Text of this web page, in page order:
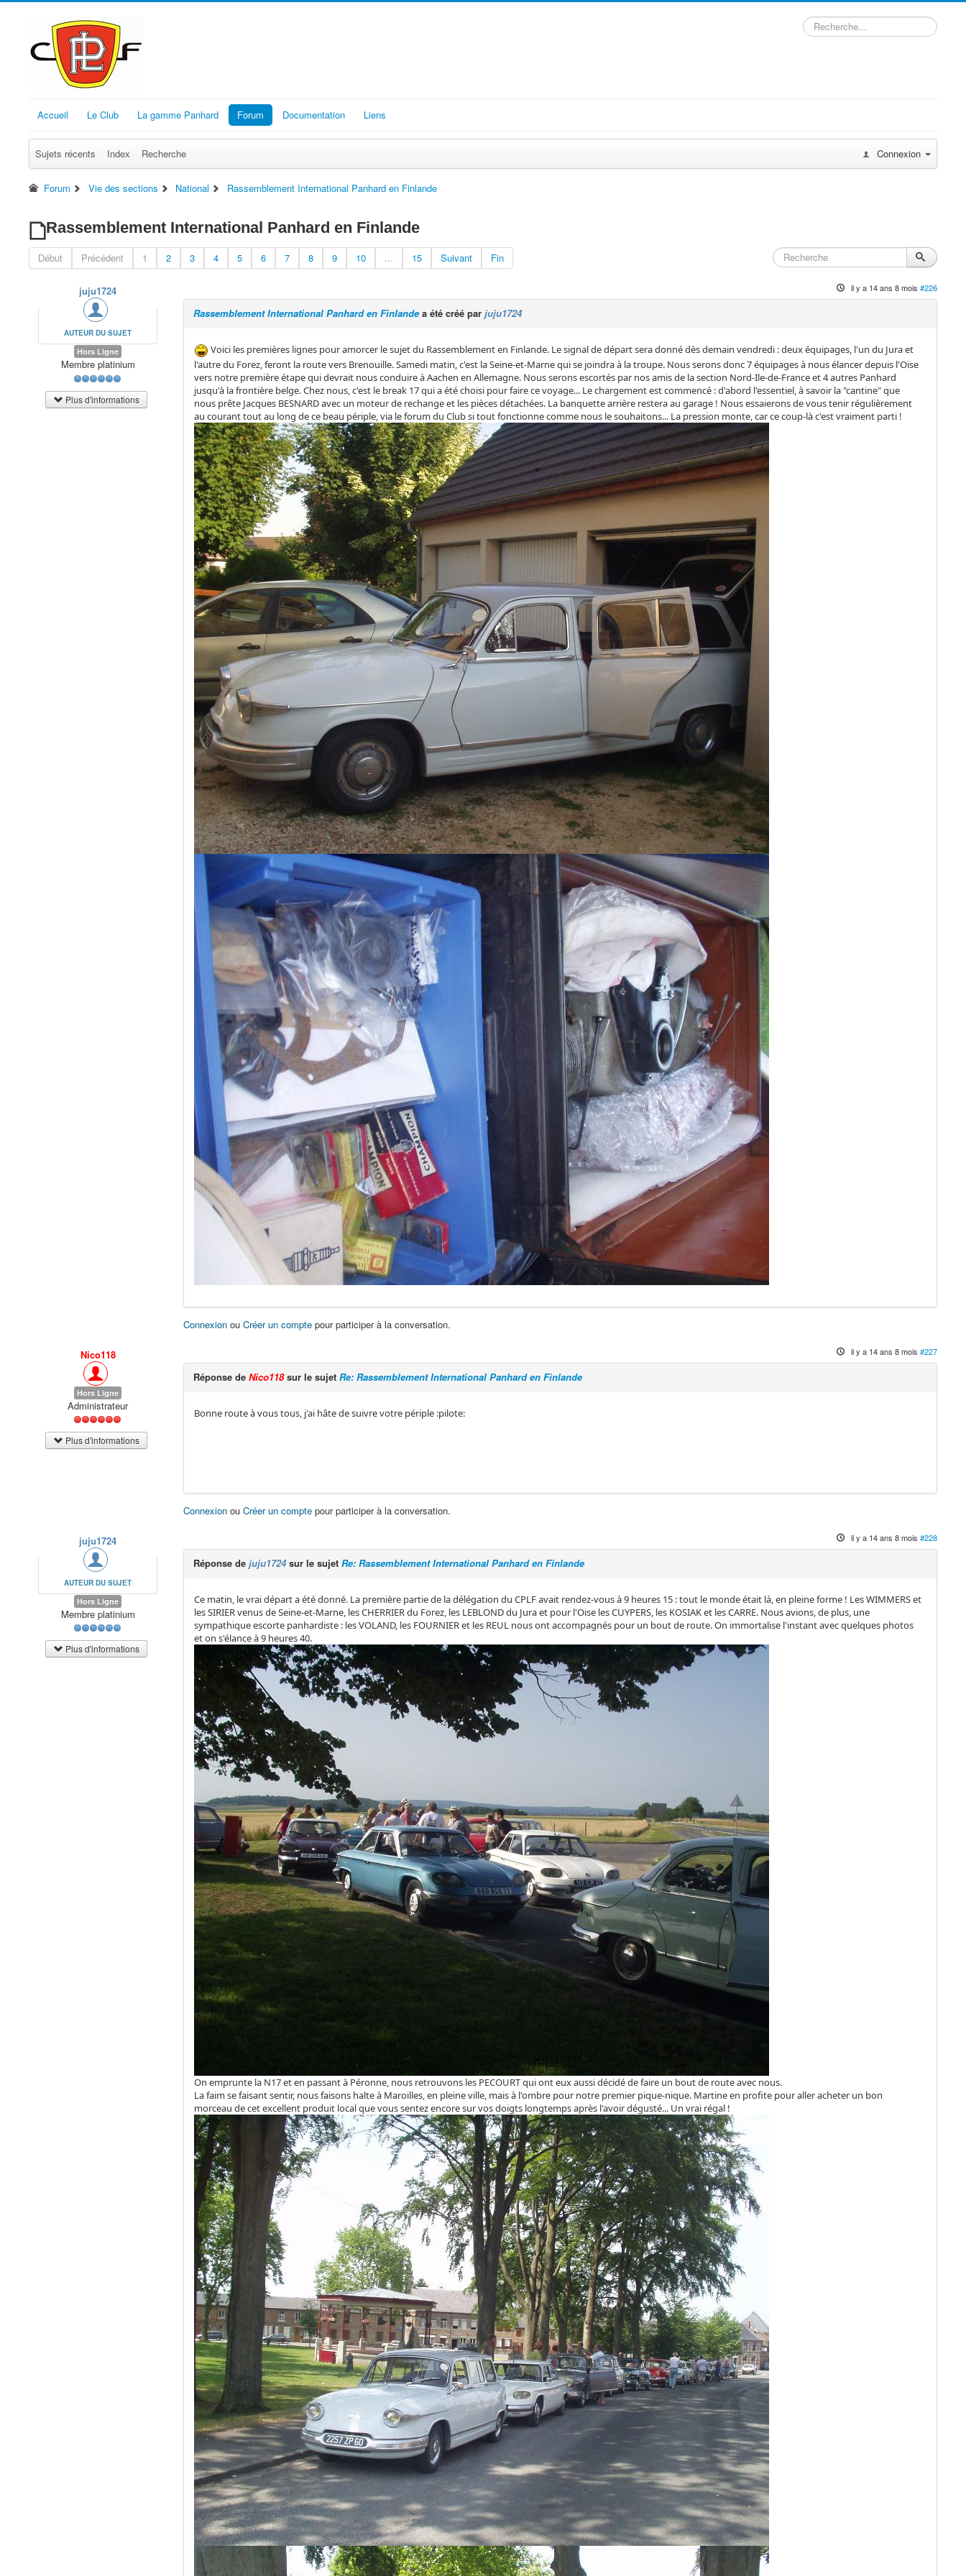
Rechercher
Accueil Le Club La gamme Panhard Forum Documentation Liens
Sujets récents Index Recherche Connexion
Forum Vie des sections National Rassemblement International Panhard en Finlande
Rassemblement International Panhard en Finlande
Début Précédent 1 2 3 4 5 6 7 8 9 10 ... 15 Suivant Fin
juju1724
AUTEUR DU SUJET
Hors Ligne
Membre platinium
Plus d'informations
il y a 14 ans 8 mois #226
Rassemblement International Panhard en Finlandea été créé parjuju1724
Voici les premières lignes pour amorcer le sujet du Rassemblement en Finlande. Le signal de départ sera donné dès demain vendredi : deux équipages, l'un du Jura et
l'autre du Forez, feront la route vers Brenouille. Samedi matin, c'est la Seine-et-Marne qui se joindra à la troupe. Nous serons donc 7 équipages à nous élancer depuis l'Oise
vers notre première étape qui devrait nous conduire à Aachen en Allemagne. Nous serons escortés par nos amis de la section Nord-Ile-de-France et 4 autres Panhard
jusqu'à la frontière belge. Chez nous, c'est le break 17 qui a été choisi pour faire ce voyage... Le chargement est commencé : d'abord l'essentiel, à savoir la "cantine" que
nous prête Jacques BESNARD avec un moteur de rechange et les pièces détachées. La banquette arrière restera au garage ! Nous essaierons de vous tenir régulièrement
au courant tout au long de ce beau périple, via le forum du Club si tout fonctionne comme nous le souhaitons... La pression monte, car ce coup-là c'est vraiment parti !
Connexion ouCréer un compte pour participer à la conversation.
Nico118
Hors Ligne
Administrateur
Plus d'informations
il y a 14 ans 8 mois #227
Réponse deNico118sur le sujetRe: Rassemblement International Panhard en Finlande
Bonne route à vous tous, j'ai hâte de suivre votre périple :pilote:
Connexion ouCréer un compte pour participer à la conversation.
juju1724
AUTEUR DU SUJET
Hors Ligne
Membre platinium
Plus d'informations
il y a 14 ans 8 mois #228
Réponse dejuju1724sur le sujetRe: Rassemblement International Panhard en Finlande
Ce matin, le vrai départ a été donné. La première partie de la délégation du CPLF avait rendez-vous à 9 heures 15 : tout le monde était là, en pleine forme ! Les WIMMERS et
les SIRIER venus de Seine-et-Marne, les CHERRIER du Forez, les LEBLOND du Jura et pour l'Oise les CUYPERS, les KOSIAK et les CARRE. Nous avions, de plus, une
sympathique escorte panhardiste : les VOLAND, les FOURNIER et les REUL nous ont accompagnés pour un bout de route. On immortalise l'instant avec quelques photos
et on s'élance à 9 heures 40.
On emprunte la N17 et en passant à Péronne, nous retrouvons les PECOURT qui ont eux aussi décidé de faire un bout de route avec nous.
La faim se faisant sentir, nous faisons halte à Maroilles, en pleine ville, mais à l'ombre pour notre premier pique-nique. Martine en profite pour aller acheter un bon
morceau de cet excellent produit local que vous sentez encore sur vos doigts longtemps après l'avoir dégusté... Un vrai régal !